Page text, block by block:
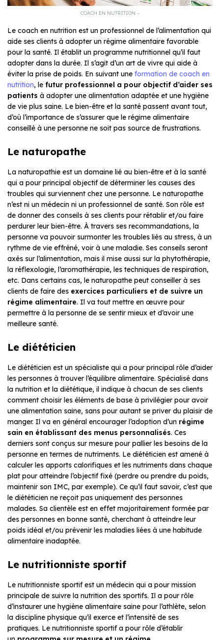
COACH EN NUTRITION –
Le coach en nutrition est un professionnel de l’alimentation qui
aide ses clients à adopter un régime alimentaire favorable
pour la santé. Il établit un programme nutritionnel qu’il faut
adopter dans la durée. Il s’agit d’un art de vivre qui aide à
éviter la prise de poids. En suivant une formation de coach en
nutrition, le futur professionnel a pour objectif d’aider ses
patients à adopter une alimentation adaptée et une hygiène
de vie plus saine. Le bien-être et la santé passent avant tout,
d’où l’importance de s’assurer que le régime alimentaire
conseillé à une personne ne soit pas source de frustrations.
Le naturopathe
La naturopathie est un domaine lié au bien-être et à la santé
qui a pour principal objectif de déterminer les causes des
troubles qui surviennent chez une personne. Le naturopathe
n’est ni un médecin ni un professionnel de santé. Son rôle est
de donner des conseils à ses clients pour rétablir et/ou faire
perdurer leur bien-être. À travers ses recommandations, la
personne va pouvoir surmonter les troubles liés au stress, à un
rythme de vie effréné, voir à une maladie. Ses conseils seront
axés sur l’alimentation, mais il mise aussi sur la phytothérapie,
la réflexologie, l’aromathérapie, les techniques de respiration,
etc. Dans certains cas, le naturopathe peut conseiller à ses
clients de faire des exercices particuliers et de suivre un
régime alimentaire. Il va tout mettre en œuvre pour
permettre à la personne de se sentir mieux et d’avoir une
meilleure santé.
Le diététicien
Le diététicien est un spécialiste qui a pour principal rôle d’aider
les personnes à trouver l’équilibre alimentaire. Spécialisé dans
la nutrition et la diététique, il indique à chacun de ses clients
comment choisir les éléments de base à privilégier pour avoir
une alimentation saine, sans pour autant se priver du plaisir de
manger. Il va en général encourager l’adoption d’un régime
sain en établissant des menus personnalisés. Ces
derniers sont conçus sur mesure pour pallier les besoins de la
personne en termes de nutriments. Le diététicien est amené à
calculer les apports calorifiques et les nutriments dans chaque
plat pour atteindre l’objectif fixé (perdre ou prendre du poids,
maintenir son IMC, par exemple). Ce qu’il faut savoir, c’est que
le diététicien ne reçoit pas uniquement des personnes
malades. Sa clientèle est en effet majoritairement formée par
des personnes en bonne santé, cherchant à atteindre leur
poids idéal et/ou prévenir les maladies liées à une habitude
alimentaire inadaptée.
Le nutritionniste sportif
Le nutritionniste sportif est un médecin qui a pour mission
principale de suivre la nutrition des sportifs. Il a pour rôle
d’instaurer une hygiène alimentaire saine pour l’athlète, selon
la discipline physique qu’il exerce et l’intensité de ses
pratiques. Le nutritionniste sportif a pour rôle d’établir